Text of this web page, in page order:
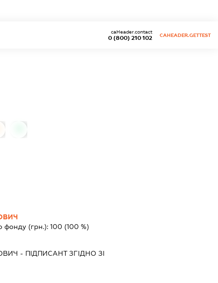
0 (800) 210 102
caHeader.contact
CAHEADER.GETTEST
фонду (грн.):100 (100 %)
- ПІДПИСАНТЗГІДНО ЗІ